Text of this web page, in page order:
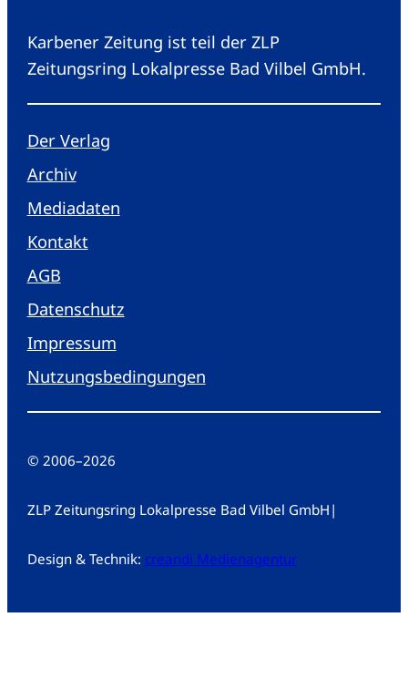
Karbener Zeitung ist teil der ZLP
Zeitungsring Lokalpresse Bad Vilbel GmbH.
Der Verlag
Archiv
Mediadaten
Kontakt
AGB
Datenschutz
Impressum
Nutzungsbedingungen
© 2006–2026
ZLP Zeitungsring Lokalpresse Bad Vilbel GmbH |
Design & Technik: creandi Medienagentur